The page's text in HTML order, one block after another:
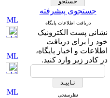
جستجوی پیشرفته
دریافت اطلاعات پایگاه
نشانی پست الکترونیک
خود را برای دریافت
اطلاعات و اخبار پایگاه،
در کادر زیر وارد کنید.
نظرسنجی